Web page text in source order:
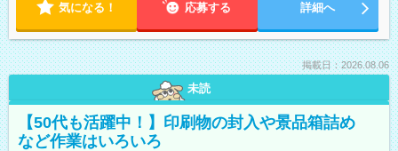
気になる！ 応募する 詳細へ
掲載日：2026.08.06
未読
【50代も活躍中！】印刷物の封入や景品箱詰め
など作業はいろいろ